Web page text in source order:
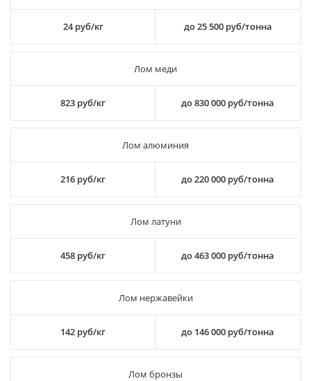
24 руб/кг до 25 500 руб/тонна
Лом меди
823 руб/кг до 830 000 руб/тонна
Лом алюминия
216 руб/кг до 220 000 руб/тонна
Лом латуни
458 руб/кг до 463 000 руб/тонна
Лом нержавейки
142 руб/кг до 146 000 руб/тонна
Лом бронзы